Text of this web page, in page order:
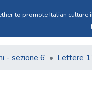
to promote Italian culture
- sezione 6 Lettere